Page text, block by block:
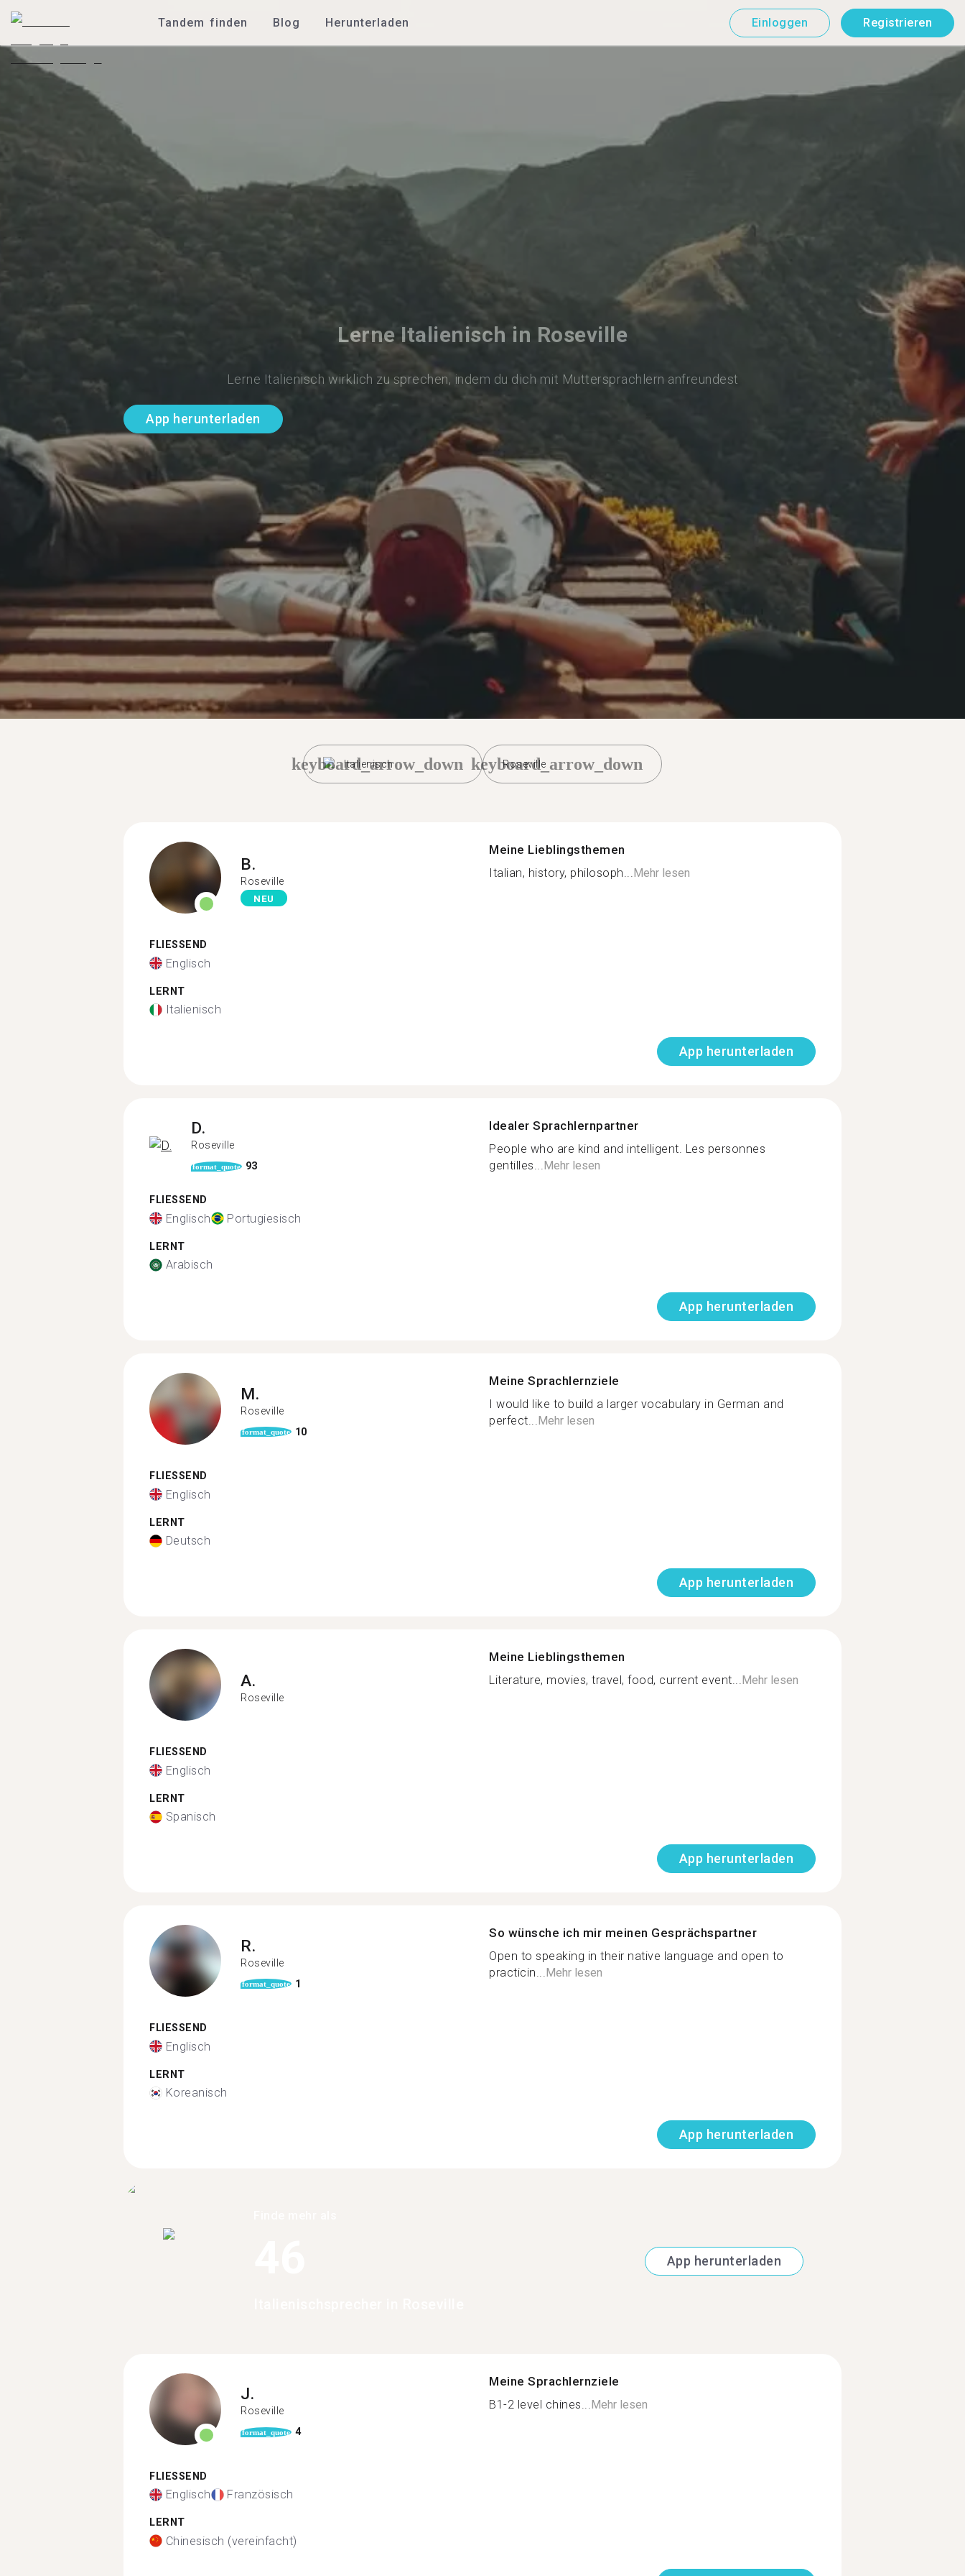
Tandem finden Blog Herunterladen Einloggen Registrieren
Lerne Italienisch in Roseville
Lerne Italienisch wirklich zu sprechen, indem du dich mit Muttersprachlern anfreundest
App herunterladen
Italienisch
keyboard_arrow_down Roseville
keyboard_arrow_down
B.
Roseville
NEU
FLIESSEND
Englisch
LERNT
Italienisch
Meine Lieblingsthemen
Italian, history, philosoph...Mehr lesen
App herunterladen
D.
Roseville
format_quote 93
FLIESSEND
Englisch Portugiesisch
LERNT
Arabisch
Idealer Sprachlernpartner
People who are kind and intelligent. Les personnes
gentilles...Mehr lesen
App herunterladen
M.
Roseville
format_quote 10
FLIESSEND
Englisch
LERNT
Deutsch
Meine Sprachlernziele
I would like to build a larger vocabulary in German and
perfect...Mehr lesen
App herunterladen
A.
Roseville
FLIESSEND
Englisch
LERNT
Spanisch
Meine Lieblingsthemen
Literature, movies, travel, food, current event...Mehr lesen
App herunterladen
R.
Roseville
format_quote 1
FLIESSEND
Englisch
LERNT
Koreanisch
So wünsche ich mir meinen Gesprächspartner
Open to speaking in their native language and open to
practicin...Mehr lesen
App herunterladen
App herunterladen
J.
Roseville
format_quote 4
FLIESSEND
Englisch Französisch
LERNT
Chinesisch (vereinfacht)
Meine Sprachlernziele
B1-2 level chines... Mehr lesen